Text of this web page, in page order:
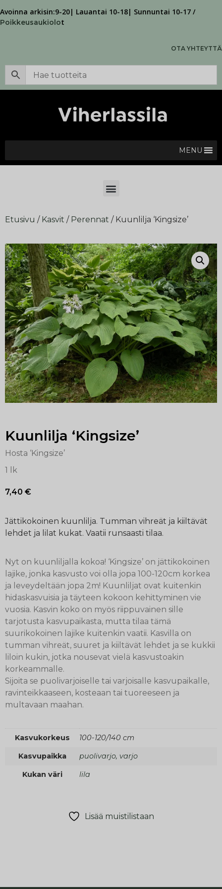
Avoinna arkisin:9-20| Lauantai 10-18| Sunnuntai 10-17 /
Poikkeusaukiolot
OTA YHTEYTTÄ
MENU
Etusivu / Kasvit / Perennat / Kuunlilja ‘Kingsize’
Kuunlilja ‘Kingsize’
Hosta ‘Kingsize’
1 lk
7,40 €
Jättikokoinen kuunlilja. Tumman vihreät ja kiiltävät
lehdet ja lilat kukat. Vaatii runsaasti tilaa.
Nyt on kuunliljalla kokoa! ‘Kingsize’ on jättikokoinen
lajike, jonka kasvusto voi olla jopa 100-120cm korkea
ja leveydeltään jopa 2m! Kuunliljat ovat kuitenkin
hidaskasvuisia ja täyteen kokoon kehittyminen vie
vuosia. Kasvin koko on myös riippuvainen sille
tarjotusta kasvupaikasta, mutta tilaa tämä
suurikokoinen lajike kuitenkin vaatii. Kasvilla on
tumman vihreät, suuret ja kiiltävät lehdet ja se kukkii
liloin kukin, jotka nousevat vielä kasvustoakin
korkeammalle.
Sijoita se puolivarjoiselle tai varjoisalle kasvupaikalle,
ravinteikkaaseen, kosteaan tai tuoreeseen ja
multavaan maahan.
Kasvukorkeus 100-120/140 cm
Kasvupaikka puolivarjo, varjo
Kukan väri lila
Lisää muistilistaan